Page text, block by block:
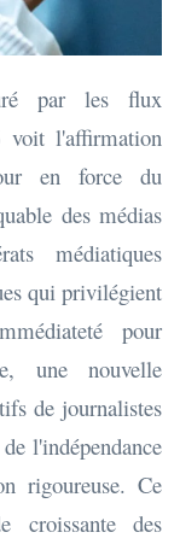
par les flux
voit l'affirmation
en force du
des médias
médiatiques
qui privilégient
pour
une nouvelle
de journalistes
l'indépendance
rigoureuse. Ce
croissante des